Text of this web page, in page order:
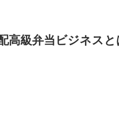
高級弁当ビジネスと